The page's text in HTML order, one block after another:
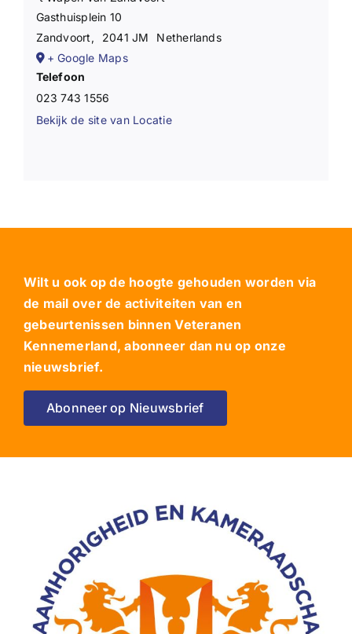
Gasthuisplein 10
Zandvoort , 2041 JM
Netherlands
+ Google Maps
Telefoon
023 743 1556
Bekijk de site van Locatie
Wilt u ook op de hoogte gehouden worden via
de mail over de activiteiten van en
gebeurtenissen binnen Veteranen
Kennemerland, abonneer dan nu op onze
nieuwsbrief.
Abonneer op Nieuwsbrief